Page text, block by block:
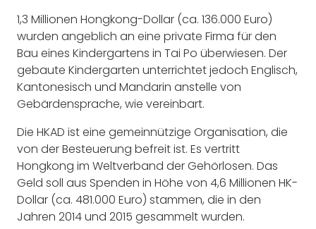
1,3 Millionen Hongkong-Dollar (ca. 136.000 Euro)
wurden angeblich an eine private Firma für den
Bau eines Kindergartens in Tai Po überwiesen. Der
gebaute Kindergarten unterrichtet jedoch Englisch,
Kantonesisch und Mandarin anstelle von
Gebärdensprache, wie vereinbart.
Die HKAD ist eine gemeinnützige Organisation, die
von der Besteuerung befreit ist. Es vertritt
Hongkong im Weltverband der Gehörlosen. Das
Geld soll aus Spenden in Höhe von 4,6 Millionen HK-
Dollar (ca. 481.000 Euro) stammen, die in den
Jahren 2014 und 2015 gesammelt wurden.